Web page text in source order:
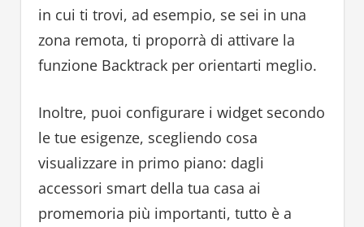
in cui ti trovi, ad esempio, se sei in una
zona remota, ti proporrà di attivare la
funzione Backtrack per orientarti meglio.
Inoltre, puoi configurare i widget secondo
le tue esigenze, scegliendo cosa
visualizzare in primo piano: dagli
accessori smart della tua casa ai
promemoria più importanti, tutto è a